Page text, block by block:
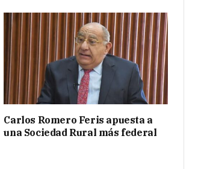
Carlos Romero Feris apuesta a
una Sociedad Rural más federal